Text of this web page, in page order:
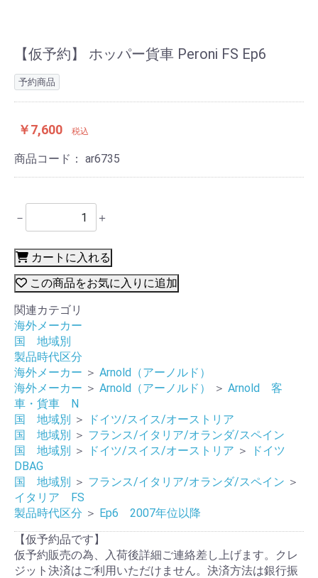
【仮予約】 ホッパー貨車 Peroni FS Ep6
予約商品
￥7,600 税込
商品コード： ar6735
－ ＋
カートに入れる
この商品をお気に入りに追加
関連カテゴリ
海外メーカー
国 地域別
製品時代区分
海外メーカー ＞ Arnold（アーノルド）
海外メーカー ＞ Arnold（アーノルド） ＞ Arnold 客
車・貨車 N
国 地域別 ＞
ドイツ/スイス/オーストリア
国 地域別 ＞ フランス/イタリア/オランダ/スペイン
国 地域別 ＞ ドイツ/スイス/オーストリア ＞
ドイツ
DBAG
国 地域別 ＞ フランス/イタリア/オランダ/スペイン ＞
イタリア FS
製品時代区分 ＞ Ep6 2007年位以降
【仮予約品です】
仮予約販売の為、入荷後詳細ご連絡差し上げます。クレ
ジット決済はご利用いただけません。決済方法は銀行振